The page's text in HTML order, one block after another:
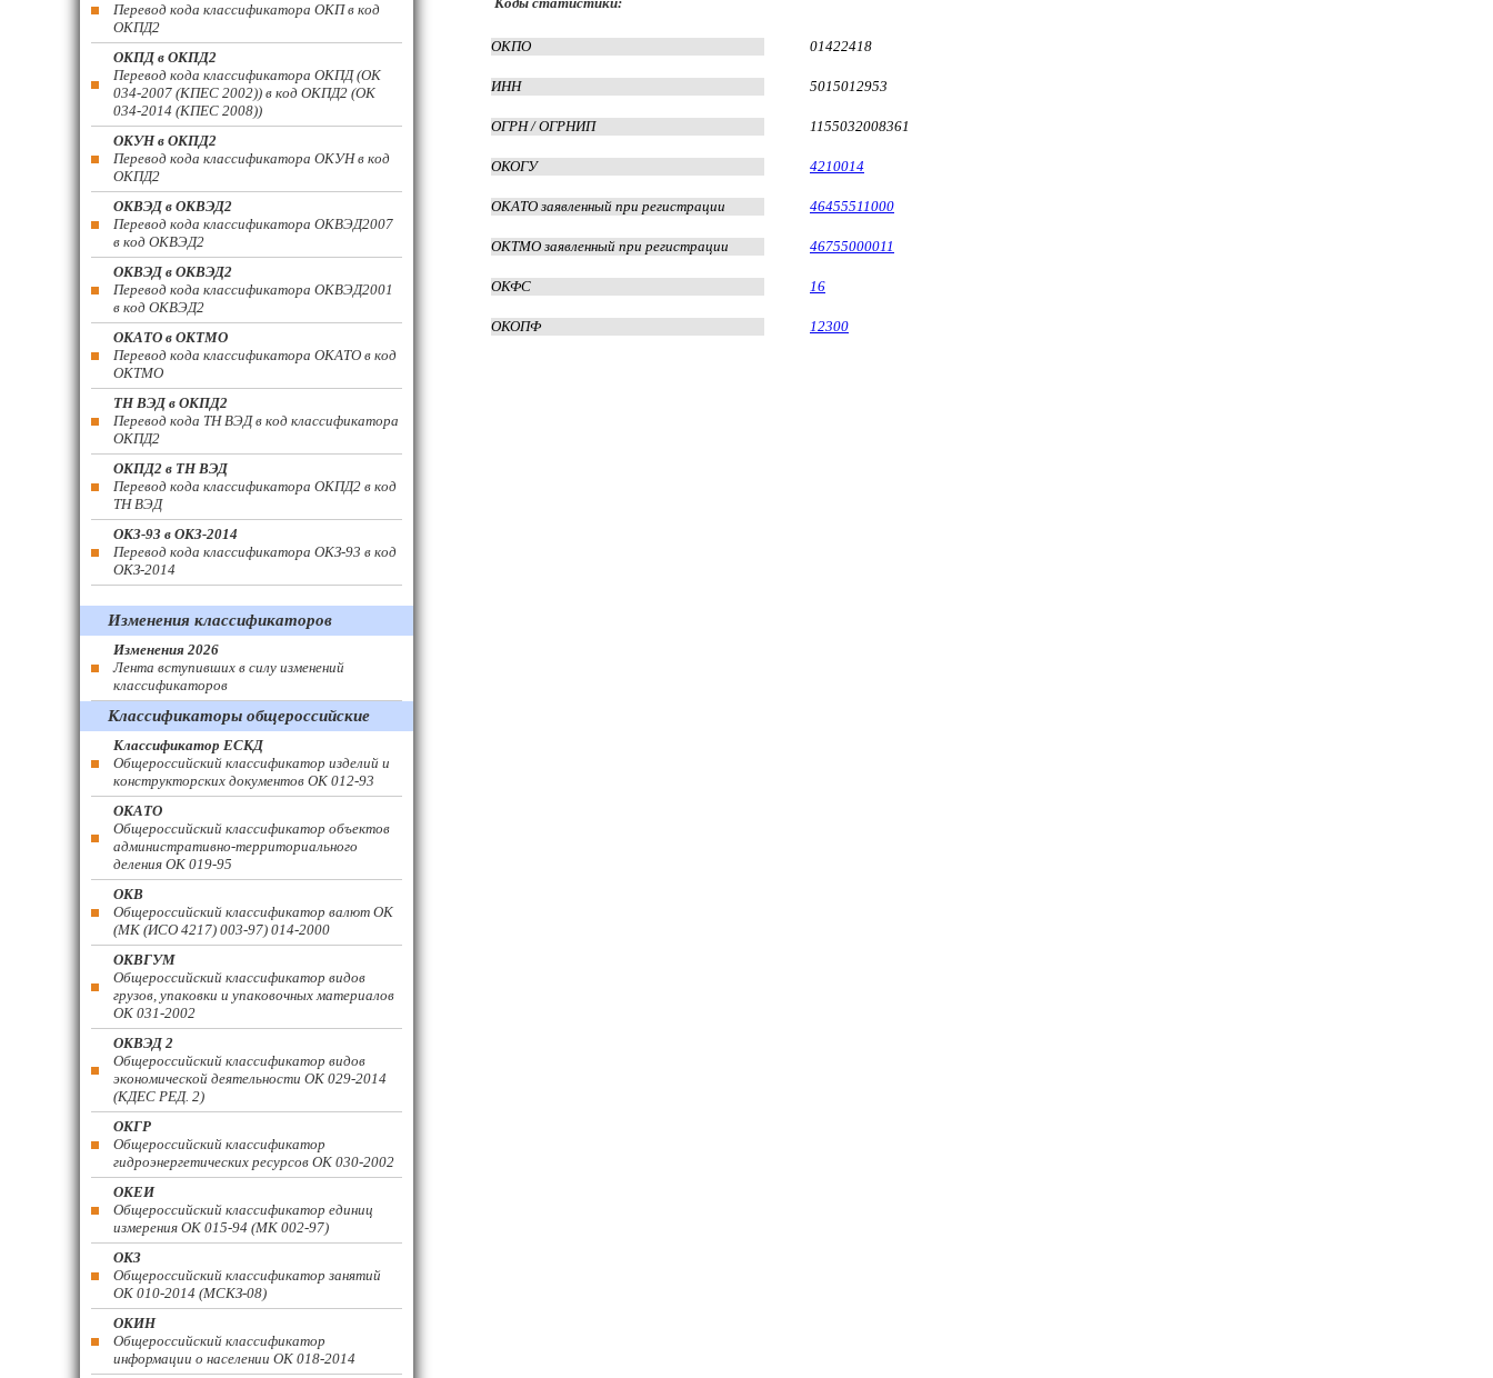
ОКПО 01422418
ИНН 5015012953
ОГРН / ОГРНИП 1155032008361
ОКОГУ 4210014
ОКАТО заявленный при регистрации 46455511000
ОКТМО заявленный при регистрации 46755000011
ОКФС 16
ОКОПФ 12300
Перевод кода классификатора ОКП в код
ОКПД2
ОКПД в ОКПД2
Перевод кода классификатора ОКПД (ОК
034-2007 (КПЕС 2002)) в код ОКПД2 (ОК
034-2014 (КПЕС 2008))
ОКУН в ОКПД2
Перевод кода классификатора ОКУН в код
ОКПД2
ОКВЭД в ОКВЭД2
Перевод кода классификатора ОКВЭД2007
в код ОКВЭД2
ОКВЭД в ОКВЭД2
Перевод кода классификатора ОКВЭД2001
в код ОКВЭД2
ОКАТО в ОКТМО
Перевод кода классификатора ОКАТО в код
ОКТМО
ТН ВЭД в ОКПД2
Перевод кода ТН ВЭД в код классификатора
ОКПД2
ОКПД2 в ТН ВЭД
Перевод кода классификатора ОКПД2 в код
ТН ВЭД
ОКЗ-93 в ОКЗ-2014
Перевод кода классификатора ОКЗ-93 в код
ОКЗ-2014
Изменения классификаторов
Изменения 2026
Лента вступивших в силу изменений
классификаторов
Классификаторы общероссийские
Классификатор ЕСКД
Общероссийский классификатор изделий и
конструкторских документов ОК 012-93
ОКАТО
Общероссийский классификатор объектов
административно-территориального
деления ОК 019-95
ОКВ
Общероссийский классификатор валют ОК
(МК (ИСО 4217) 003-97) 014-2000
ОКВГУМ
Общероссийский классификатор видов
грузов, упаковки и упаковочных материалов
ОК 031-2002
ОКВЭД 2
Общероссийский классификатор видов
экономической деятельности ОК 029-2014
(КДЕС РЕД. 2)
ОКГР
Общероссийский классификатор
гидроэнергетических ресурсов ОК 030-2002
ОКЕИ
Общероссийский классификатор единиц
измерения ОК 015-94 (МК 002-97)
ОКЗ
Общероссийский классификатор занятий
ОК 010-2014 (МСКЗ-08)
ОКИН
Общероссийский классификатор
информации о населении ОК 018-2014